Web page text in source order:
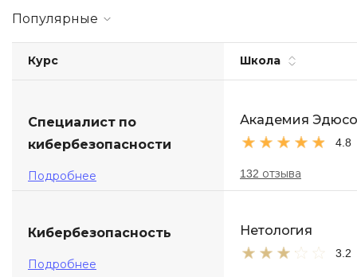
Популярные
Курс Школа
Специалист по
кибербезопасности
Подробнее
Академия
4.8
132 отзыва
Кибербезопасность
Подробнее
Нетология
3.2
Детям